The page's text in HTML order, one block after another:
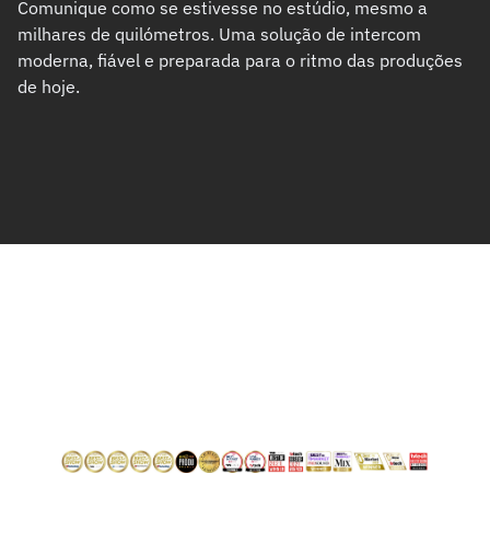
Comunique como se estivesse no estúdio, mesmo a
milhares de quilómetros. Uma solução de intercom
moderna, fiável e preparada para o ritmo das produções
de hoje.